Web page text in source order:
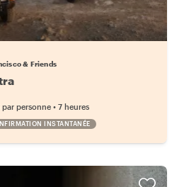
& Friends
par personne • 7 heures
INSTANTANÉE